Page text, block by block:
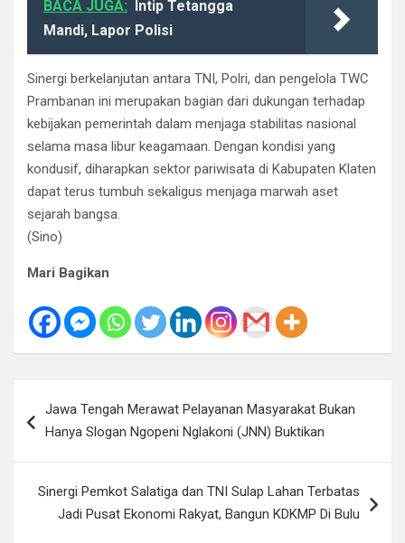
BACA JUGA:
Intip Tetangga
Mandi, Lapor Polisi
Sinergi berkelanjutan antara TNI, Polri, dan pengelola TWC
Prambanan ini merupakan bagian dari dukungan terhadap
kebijakan pemerintah dalam menjaga stabilitas nasional
selama masa libur keagamaan. Dengan kondisi yang
kondusif, diharapkan sektor pariwisata di Kabupaten Klaten
dapat terus tumbuh sekaligus menjaga marwah aset
sejarah bangsa.
(Sino)
Mari Bagikan
posJawa Tengah Merawat Pelayanan Masyarakat Bukan
Hanya Slogan Ngopeni Nglakoni (JNN) Buktikan
Sinergi Pemkot Salatiga dan TNI Sulap Lahan Terbatas
Jadi Pusat Ekonomi Rakyat, Bangun KDKMP Di Bulu